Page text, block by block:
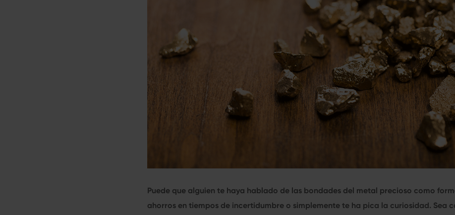
Puede que alguien te haya hablado de las bondades del metal precioso como
ahorros en tiempos de incertidumbre o simplemente te ha pica la curiosidad. Sea